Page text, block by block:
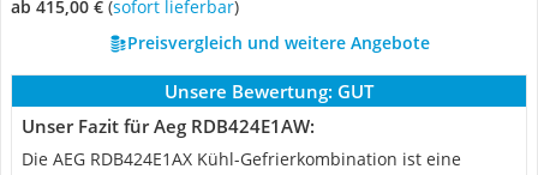
ab 415,00 € ( Sofort lieferbar)
Preisvergleich und weitere Angebote
Unsere Bewertung: GUT
Unser Fazit für Aeg RDB424E1AW:
Die AEG RDB424E1AX Kühl-Gefrierkombination ist eine